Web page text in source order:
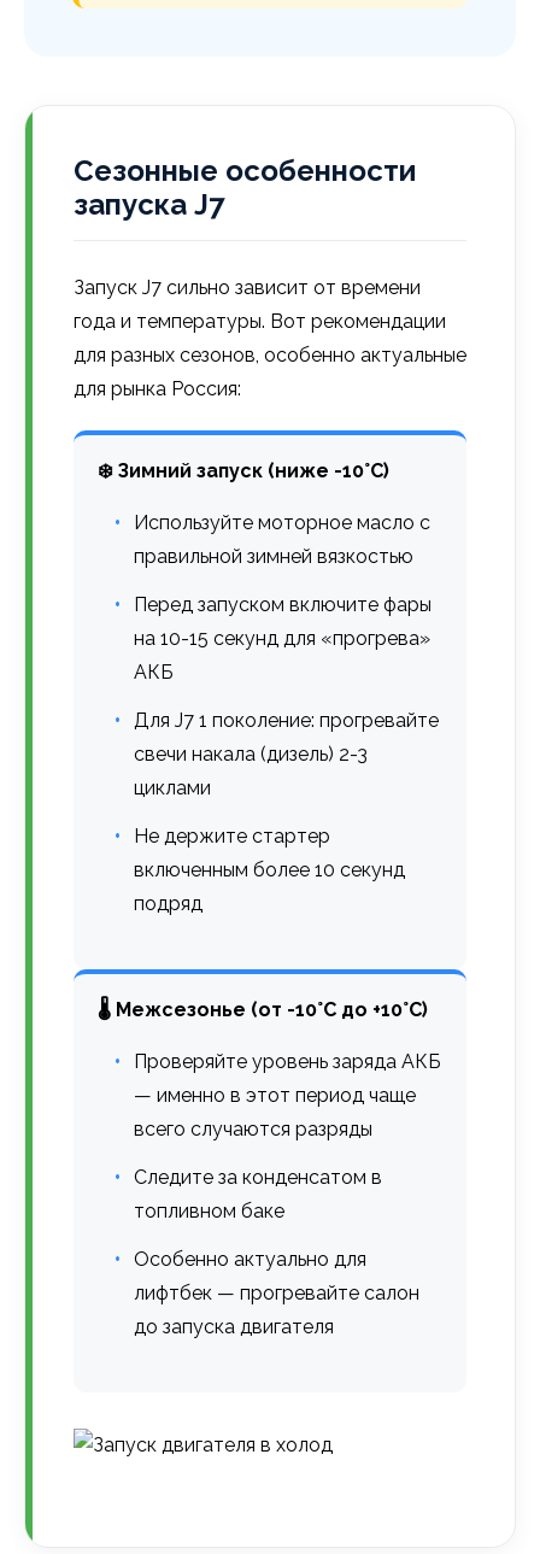
Сезонные особенности
запуска J7
Запуск J7 сильно зависит от времени
года и температуры. Вот рекомендации
для разных сезонов, особенно актуальные
для рынка Россия:
❄️ Зимний запуск (ниже -10°C)
Используйте моторное масло с
правильной зимней вязкостью
Перед запуском включите фары
на 10-15 секунд для «прогрева»
АКБ
Для J7 1 поколение: прогревайте
свечи накала (дизель) 2-3
циклами
Не держите стартер
включенным более 10 секунд
подряд
🌡️ Межсезонье (от -10°C до +10°C)
Проверяйте уровень заряда АКБ
— именно в этот период чаще
всего случаются разряды
Следите за конденсатом в
топливном баке
Особенно актуально для
лифтбек — прогревайте салон
до запуска двигателя